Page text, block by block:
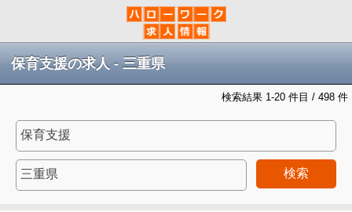
保育支援の求人 - 三重県
検索結果 1-20 件目 / 498 件
検索